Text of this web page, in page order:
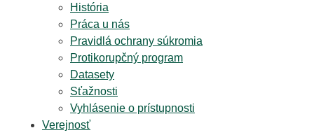
História
Práca u nás
Pravidlá ochrany súkromia
Protikorupčný program
Datasety
Sťažnosti
Vyhlásenie o prístupnosti
Verejnosť